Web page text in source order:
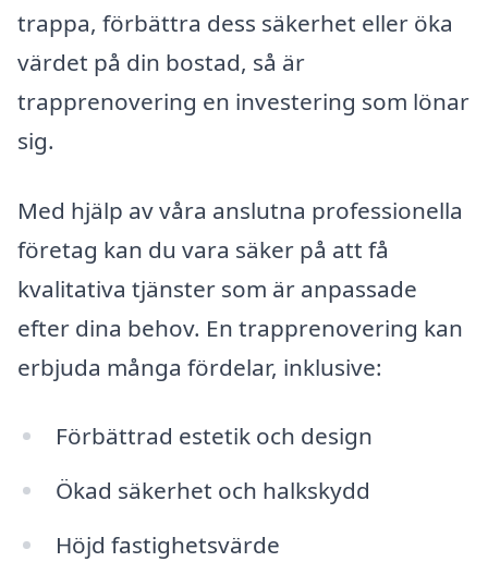
trappa, förbättra dess säkerhet eller öka
värdet på din bostad, så är
trapprenovering en investering som lönar
sig.
Med hjälp av våra anslutna professionella
företag kan du vara säker på att få
kvalitativa tjänster som är anpassade
efter dina behov. En trapprenovering kan
erbjuda många fördelar, inklusive:
Förbättrad estetik och design
Ökad säkerhet och halkskydd
Höjd fastighetsvärde